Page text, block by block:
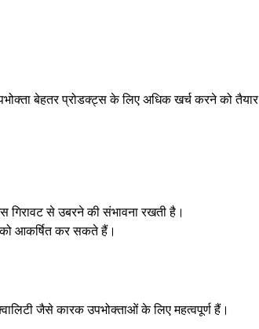
बेहतर प्रोडक्ट्स के लिए अधिक खर्च करने को तैयार
गिरावट से उबरने की संभावना रखती है।
को आकर्षित कर सकते हैं।
जैसे कारक उपभोक्ताओं के लिए महत्वपूर्ण हैं।